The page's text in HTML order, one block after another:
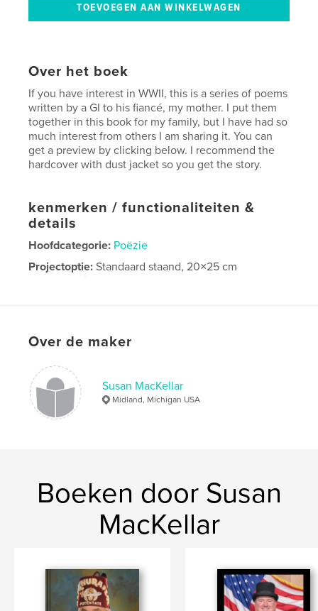
Over het boek
If you have interest in WWII, this is a series of poems
written by a GI to his fiancé, my mother. I put them
together in this book for my family, but I have had so
much interest from others I am sharing it. You can
get a preview by clicking below. I recommend the
hardcover with dust jacket so you get the story.
kenmerken / functionaliteiten &
details
Hoofdcategorie: Poëzie
Projectoptie:Standaard staand, 20×25 cm
Aantal pagina's:
Over de maker
Susan MacKellar
Midland, Michigan USA
Boeken door Susan
MacKellar